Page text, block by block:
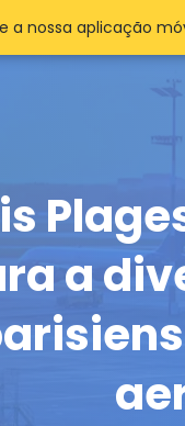
a
a nossa aplicação